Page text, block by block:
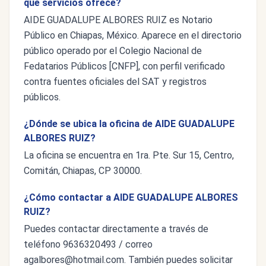
qué servicios ofrece?
AIDE GUADALUPE ALBORES RUIZ es Notario
Público en Chiapas, México. Aparece en el directorio
público operado por el Colegio Nacional de
Fedatarios Públicos [CNFP], con perfil verificado
contra fuentes oficiales del SAT y registros
públicos.
¿Dónde se ubica la oficina de AIDE GUADALUPE
ALBORES RUIZ?
La oficina se encuentra en 1ra. Pte. Sur 15, Centro,
Comitán, Chiapas, CP 30000.
¿Cómo contactar a AIDE GUADALUPE ALBORES
RUIZ?
Puedes contactar directamente a través de
teléfono 9636320493 / correo
agalbores@hotmail.com. También puedes solicitar